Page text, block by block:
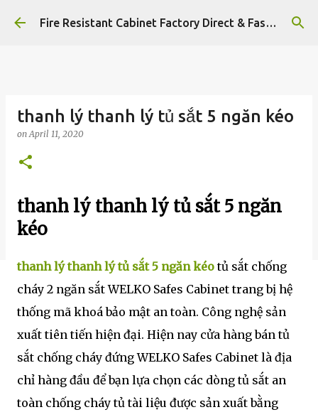
Skip to main content Fire Resistant Cabinet Factory Direct & Fast Shipping‎
thanh lý thanh lý tủ sắt 5 ngăn kéo
onApril 11, 2020
thanh lý thanh lý tủ sắt 5 ngăn
kéo
thanh lý thanh lý tủ sắt 5 ngăn kéotủ sắt chống
cháy 2 ngăn sắt WELKO Safes Cabinet trang bị hệ
thống mã khoá bảo mật an toàn. Công nghệ sản
xuất tiên tiến hiện đại. Hiện nay cửa hàng bán tủ
sắt chống cháy đứng WELKO Safes Cabinet là địa
chỉ hàng đầu để bạn lựa chọn các dòng tủ sắt an
toàn chống cháy tủ tài liệu được sản xuất bằng